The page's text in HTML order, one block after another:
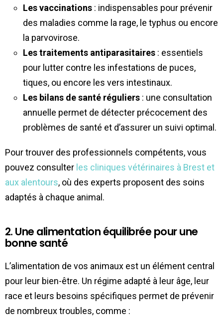
Les vaccinations : indispensables pour prévenir
des maladies comme la rage, le typhus ou encore
la parvovirose.
Les traitements antiparasitaires : essentiels
pour lutter contre les infestations de puces,
tiques, ou encore les vers intestinaux.
Les bilans de santé réguliers : une consultation
annuelle permet de détecter précocement des
problèmes de santé et d’assurer un suivi optimal.
Pour trouver des professionnels compétents, vous
pouvez consulter les cliniques vétérinaires à Brest et
aux alentours, où des experts proposent des soins
adaptés à chaque animal.
2. Une alimentation équilibrée pour une
bonne santé
L’alimentation de vos animaux est un élément central
pour leur bien-être. Un régime adapté à leur âge, leur
race et leurs besoins spécifiques permet de prévenir
de nombreux troubles, comme :